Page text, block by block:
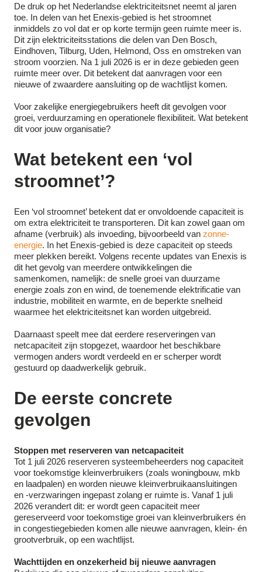
De druk op het Nederlandse elektriciteitsnet neemt al jaren
toe. In delen van het Enexis-gebied is het stroomnet
inmiddels zo vol dat er op korte termijn geen ruimte meer is.
Dit zijn elektriciteitsstations die delen van Den Bosch,
Eindhoven, Tilburg, Uden, Helmond, Oss en omstreken van
stroom voorzien. Na 1 juli 2026 is er in deze gebieden geen
ruimte meer over. Dit betekent dat aanvragen voor een
nieuwe of zwaardere aansluiting op de wachtlijst komen.
Voor zakelijke energiegebruikers heeft dit gevolgen voor
groei, verduurzaming en operationele flexibiliteit. Wat betekent
dit voor jouw organisatie?
Wat betekent een ‘vol
stroomnet’?
Een ‘vol stroomnet’ betekent dat er onvoldoende capaciteit is
om extra elektriciteit te transporteren. Dit kan zowel gaan om
afname (verbruik) als invoeding, bijvoorbeeld van zonne-
energie. In het Enexis-gebied is deze capaciteit op steeds
meer plekken bereikt. Volgens recente updates van Enexis is
dit het gevolg van meerdere ontwikkelingen die
samenkomen, namelijk: de snelle groei van duurzame
energie zoals zon en wind, de toenemende elektrificatie van
industrie, mobiliteit en warmte, en de beperkte snelheid
waarmee het elektriciteitsnet kan worden uitgebreid.
Daarnaast speelt mee dat eerdere reserveringen van
netcapaciteit zijn stopgezet, waardoor het beschikbare
vermogen anders wordt verdeeld en er scherper wordt
gestuurd op daadwerkelijk gebruik.
De eerste concrete
gevolgen
Stoppen met reserveren van netcapaciteit
Tot 1 juli 2026 reserveren systeembeheerders nog capaciteit
voor toekomstige kleinverbruikers (zoals woningbouw, mkb
en laadpalen) en worden nieuwe kleinverbruikaansluitingen
en -verzwaringen ingepast zolang er ruimte is. Vanaf 1 juli
2026 verandert dit: er wordt geen capaciteit meer
gereserveerd voor toekomstige groei van kleinverbruikers én
in congestiegebieden komen alle nieuwe aanvragen, klein- én
grootverbruik, op een wachtlijst.
Wachttijden en onzekerheid bij nieuwe aanvragen